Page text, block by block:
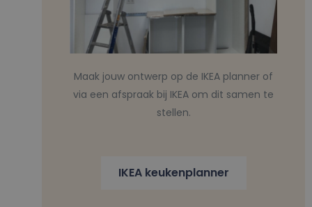
Maak jouw ontwerp op de IKEA planner of
via een afspraak bij IKEA om dit samen te
stellen.
IKEA keukenplanner